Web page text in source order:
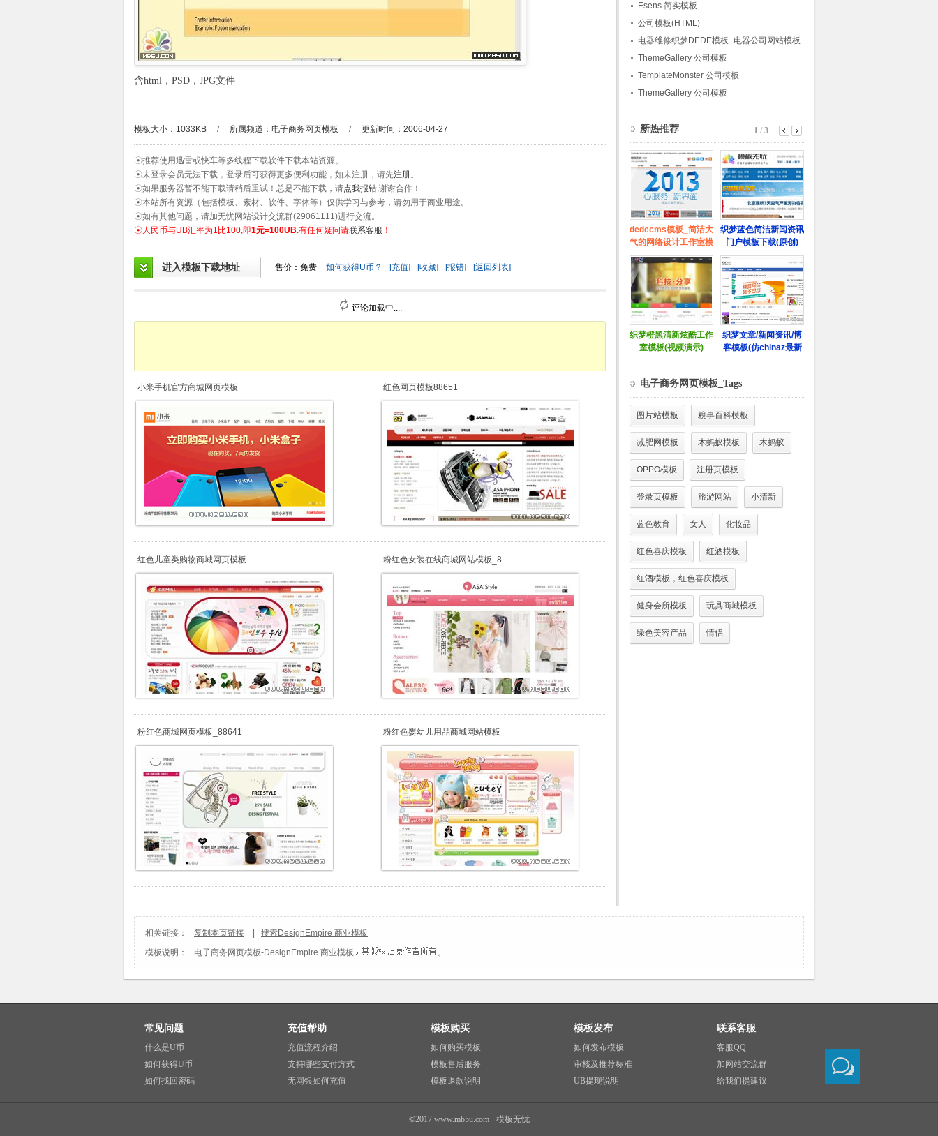
含html，PSD，JPG文件
模板大小：1033KB / 所属频道： 电子商务网页模板 / 更新时间：2006-04-27
☉推荐使用迅雷或快车等多线程下载软件下载本站资源。
☉未登录会员无法下载，登录后可获得更多便利功能，如未注册，请先注册。
☉如果服务器暂不能下载请稍后重试！总是不能下载，请点我报错,谢谢合作！
☉本站所有资源（包括模板、素材、软件、字体等）仅供学习与参考，请勿用于商业用途。
☉如有其他问题，请加无忧网站设计交流群(29061111)进行交流。
☉人民币与UB汇率为1比100,即1元=100UB.有任何疑问请联系客服 ！
进入模板下载地址 售价：免费 如何获得U币？ [充值] [收藏] [报错] [返回列表]
评论加载中....
小米手机官方商城网页模板 红色网页模板88651
红色儿童类购物商城网页模板 粉红色女装在线商城网站模板_8
粉红色商城网页模板_88641 粉红色婴幼儿用品商城网站模板
Esens 简实模板
公司模板(HTML)
电器维修织梦DEDE模板_电器公司网站模板
ThemeGallery 公司模板
TemplateMonster 公司模板
ThemeGallery 公司模板
电子商务网页模板_Tags
图片站模板 糗事百科模板
减肥网模板 木蚂蚁模板 木蚂蚁
OPPO模板 注册页模板
登录页模板 旅游网站 小清新
蓝色教育 女人 化妆品
红色喜庆模板 红酒模板
红酒模板，红色喜庆模板
健身会所模板 玩具商城模板
绿色美容产品 情侣
相关链接： 复制本页链接
搜索DesignEmpire 商业模板
模板说明：
电子商务网页模板-DesignEmpire 商业模板 。
常见问题
什么是U币
如何获得U币
如何找回密码
充值帮助
充值流程介绍
支持哪些支付方式
无网银如何充值
模板购买
如何购买模板
模板售后服务
模板退款说明
模板发布
如何发布模板
审核及推荐标准
UB提现说明
联系客服
客服QQ
加网站交流群
给我们提建议
©2017 www.mb5u.com 模板无忧